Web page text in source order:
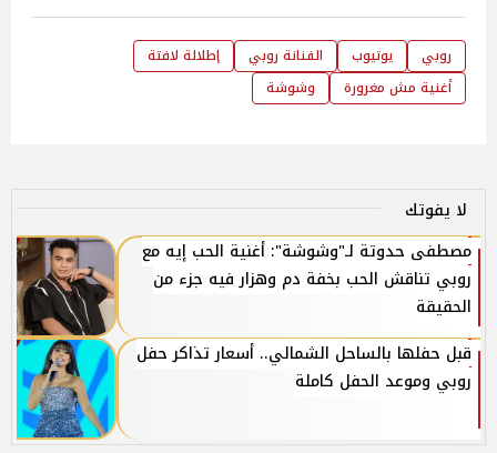
روبي يوتيوب الفنانة روبي
إطلالة لافتة
أغنية مش مغرورة
وشوشة
لا يفوتك
مصطفى حدوتة لـ"وشوشة": أغنية الحب إيه مع
روبي تناقش الحب بخفة دم وهزار فيه جزء من
الحقيقة
قبل حفلها بالساحل الشمالي.. أسعار تذاكر حفل
روبي وموعد الحفل كاملة